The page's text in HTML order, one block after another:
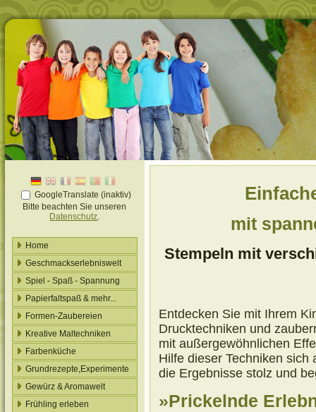
GoogleTranslate (inaktiv)
Bitte beachten Sie unseren
Datenschutz.
Home
Geschmackserlebniswelt
Spiel - Spaß - Spannung
Papierfaltspaß & mehr...
Formen-Zaubereien
Kreative Maltechniken
Farbenküche
Grundrezepte,Experimente
Gewürz & Aromawelt
Frühling erleben
mit
Stempeln mit
Entdecken Sie mit Ihrem
Drucktechniken und
mit außergewöhnlichen
Hilfe dieser Techniken
die Ergebnisse stolz und
»Prickelnde